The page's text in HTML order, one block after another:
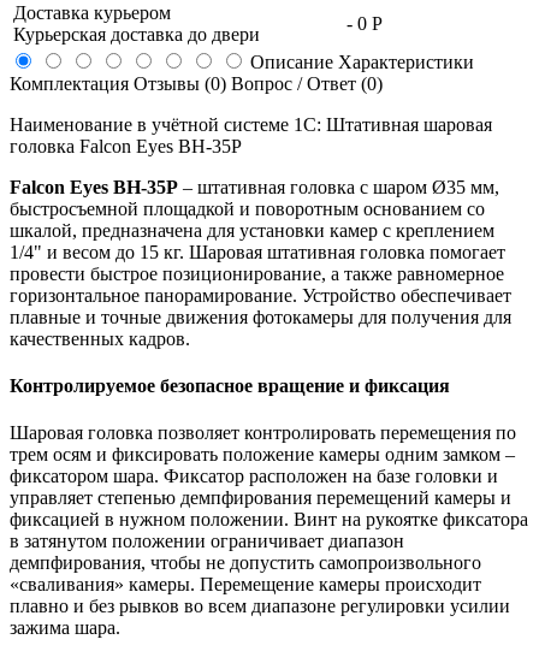
Доставка курьером
Курьерская доставка до двери
- 0 Р
Описание Характеристики
Комплектация Отзывы (0) Вопрос / Ответ (0)
Наименование в учётной системе 1С: Штативная шаровая
головка Falcon Eyes BH-35P
Falcon Eyes ВН-35P – штативная головка с шаром Ø35 мм,
быстросъемной площадкой и поворотным основанием со
шкалой, предназначена для установки камер с креплением
1/4" и весом до 15 кг. Шаровая штативная головка помогает
провести быстрое позиционирование, а также равномерное
горизонтальное панорамирование. Устройство обеспечивает
плавные и точные движения фотокамеры для получения для
качественных кадров.
Контролируемое безопасное вращение и фиксация
Шаровая головка позволяет контролировать перемещения по
трем осям и фиксировать положение камеры одним замком –
фиксатором шара. Фиксатор расположен на базе головки и
управляет степенью демпфирования перемещений камеры и
фиксацией в нужном положении. Винт на рукоятке фиксатора
в затянутом положении ограничивает диапазон
демпфирования, чтобы не допустить самопроизвольного
«сваливания» камеры. Перемещение камеры происходит
плавно и без рывков во всем диапазоне регулировки усилии
зажима шара.